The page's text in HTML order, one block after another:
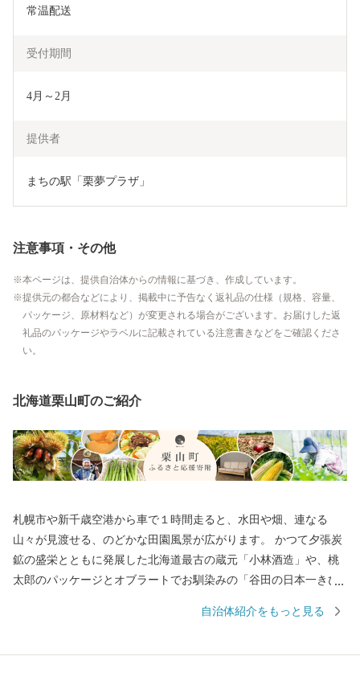
常温配送
受付期間
4月～2月
提供者
まちの駅「栗夢プラザ」
注意事項・その他
本ページは、提供自治体からの情報に基づき、作成しています。
提供元の都合などにより、掲載中に予告なく返礼品の仕様（規格、容量、
パッケージ、原材料など）が変更される場合がございます。お届けした返
礼品のパッケージやラベルに記載されている注意書きなどをご確認くださ
い。
北海道栗山町のご紹介
札幌市や新千歳空港から車で１時間走ると、水田や畑、連なる
山々が見渡せる、のどかな田園風景が広がります。 かつて夕張炭
鉱の盛栄とともに発展した北海道最古の蔵元「小林酒造」や、桃
太郎のパッケージとオブラートでお馴染みの「谷田の日本一きび
は、実は栗山町の特産品。 野球日本代表 栗山英樹前監督が、ご自
自治体紹介をもっと見る